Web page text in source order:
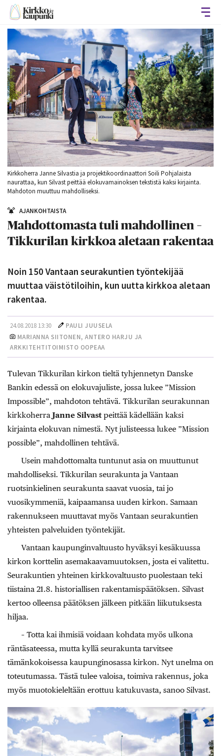
Kirkkoherra Janne Silvastia ja projektikoordinaattori Soili Pohjalaista
naurattaa, kun Silvast peittää elokuvamainoksen tekstistä kaksi kirjainta.
Mahdoton muuttuu mahdolliseksi.
AJANKOHTAISTA
Mahdottomasta tuli mahdollinen –
Tikkurilan kirkkoa aletaan rakentaa
Noin 150 Vantaan seurakuntien työntekijää
muuttaa väistötiloihin, kun uutta kirkkoa aletaan
rakentaa.
24.08.2018 13:30
PAULI JUUSELA
MARIANNA SIITONEN, ANTERO HARJU JA
ARKKITEHTITOIMISTO OOPEAA
Tulevan Tikkurilan kirkon tieltä tyhjennetyn Danske
Bankin edessä on elokuvajuliste, jossa lukee ”Mission
Impossible”, mahdoton tehtävä. Tikkurilan seurakunnan
kirkkoherra Janne Silvast peittää kädellään kaksi
kirjainta elokuvan nimestä. Nyt julisteessa lukee ”Mission
possible”, mahdollinen tehtävä.
Usein mahdottomalta tuntunut asia on muuttunut
mahdolliseksi. Tikkurilan seurakunta ja Vantaan
ruotsinkielinen seurakunta saavat vuosia, tai jo
vuosikymmeniä, kaipaamansa uuden kirkon. Samaan
rakennukseen muuttavat myös Vantaan seurakuntien
yhteisten palveluiden työntekijät.
Vantaan kaupunginvaltuusto hyväksyi kesäkuussa
kirkon korttelin asemakaavamuutoksen, josta ei valitettu.
Seurakuntien yhteinen kirkkovaltuusto puolestaan teki
tiistaina 21.8. historiallisen rakentamispäätöksen. Silvast
kertoo olleensa päätöksen jälkeen pitkään liikutuksesta
hiljaa.
– Totta kai ihmisiä voidaan kohdata myös ulkona
räntäsateessa, mutta kyllä seurakunta tarvitsee
tämänkokoisessa kaupunginosassa kirkon. Nyt unelma on
toteutumassa. Tästä tulee valoisa, toimiva rakennus, joka
myös muotokieleltään erottuu katukuvasta, sanoo Silvast.